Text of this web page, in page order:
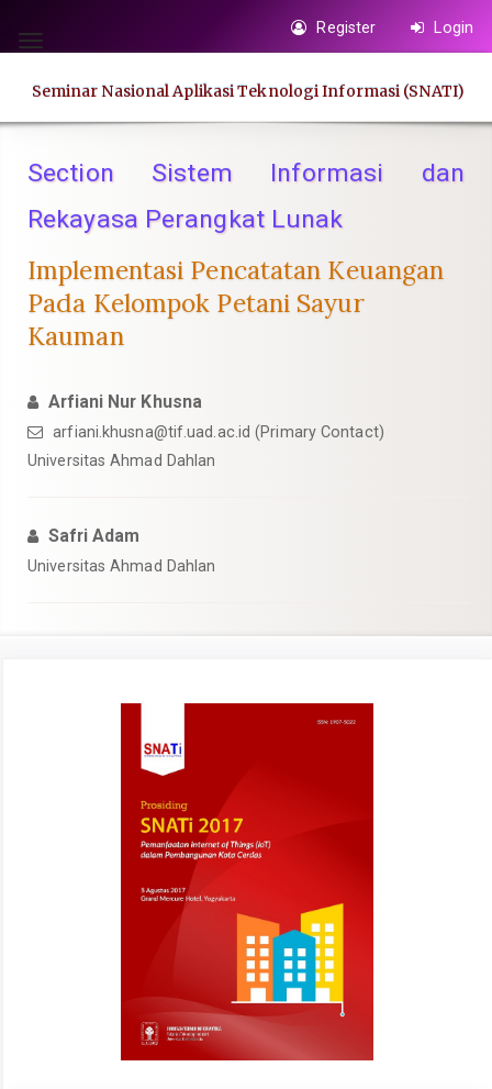
jump
page
content
Navigation
Main
Sidebar
Toggle
Register Login
Seminar Nasional Aplikasi Teknologi Informasi (SNATI)
Section Sistem Informasi dan
Rekayasa Perangkat Lunak
Implementasi Pencatatan Keuangan
Pada Kelompok Petani Sayur
Kauman
Arfiani Nur Khusna
arfiani.khusna@tif.uad.ac.id (Primary Contact)
Universitas Ahmad Dahlan
Safri Adam
Universitas Ahmad Dahlan